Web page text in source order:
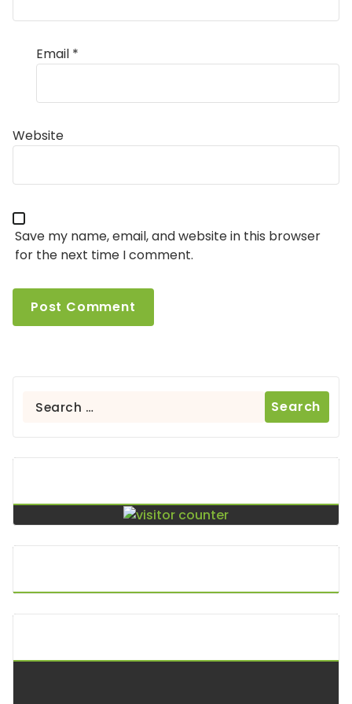
Email *
Website
Save my name, email, and website in this browser
for the next time I comment.
Search